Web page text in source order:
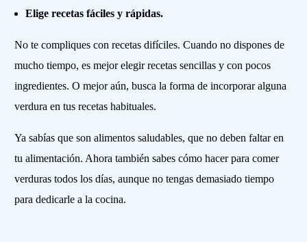
Elige recetas fáciles y rápidas.
No te compliques con recetas difíciles. Cuando no dispones de
mucho tiempo, es mejor elegir recetas sencillas y con pocos
ingredientes. O mejor aún, busca la forma de incorporar alguna
verdura en tus recetas habituales.
Ya sabías que son alimentos saludables, que no deben faltar en
tu alimentación. Ahora también sabes cómo hacer para comer
verduras todos los días, aunque no tengas demasiado tiempo
para dedicarle a la cocina.